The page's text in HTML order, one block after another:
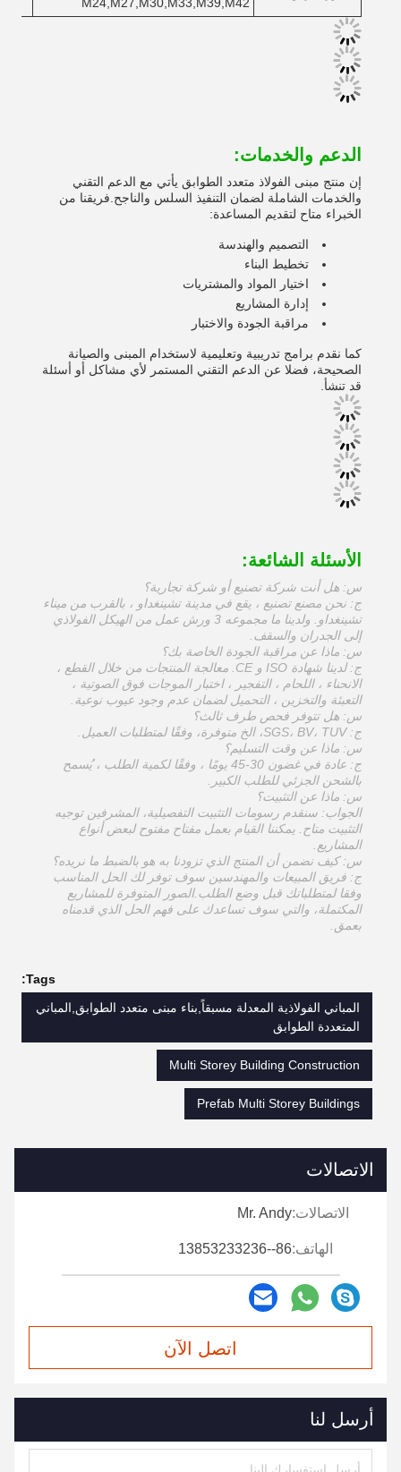
الدعم والخدمات:
إن منتج مبنى الفولاذ متعدد الطوابق يأتي مع الدعم التقني
والخدمات الشاملة لضمان التنفيذ السلس والناجح.فريقنا من
الخبراء متاح لتقديم المساعدة:
التصميم والهندسة
تخطيط البناء
اختيار المواد والمشتريات
إدارة المشاريع
مراقبة الجودة والاختبار
كما نقدم برامج تدريبية وتعليمية لاستخدام المبنى والصيانة
الصحيحة، فضلا عن الدعم التقني المستمر لأي مشاكل أو أسئلة
قد تنشأ.
الأسئلة الشائعة:
س: هل أنت شركة تصنيع أو شركة تجارية؟
ج: نحن مصنع تصنيع ، يقع في مدينة تشينغداو ، بالقرب من ميناء
تشينغداو. ولدينا ما مجموعه 3 ورش عمل من الهيكل الفولاذي
إلى الجدران والسقف.
س: ماذا عن مراقبة الجودة الخاصة بك؟
ج: لدينا شهادة ISO و CE. معالجة المنتجات من خلال القطع ،
الانحناء ، اللحام ، التفجير ، اختبار الموجات فوق الصوتية ،
التعبئة والتخزين ، التحميل لضمان عدم وجود عيوب نوعية.
س: هل تتوفر فحص طرف ثالث؟
ج: SGS، BV، TUV، الخ متوفرة، وفقًا لمتطلبات العميل.
س: ماذا عن وقت التسليم؟
ج: عادة في غضون 30-45 يومًا ، وفقًا لكمية الطلب ، يُسمح
بالشحن الجزئي للطلب الكبير.
س: ماذا عن التثبيت؟
الجواب: سنقدم رسومات التثبيت التفصيلية، المشرفين توجيه
التثبيت متاح. يمكننا القيام بعمل مفتاح مفتوح لبعض أنواع
المشاريع.
س: كيف نضمن أن المنتج الذي تزودنا به هو بالضبط ما نريده؟
ج: فريق المبيعات والمهندسين سوف توفر لك الحل المناسب
وفقا لمتطلباتك قبل وضع الطلب.الصور المتوفرة للمشاريع
المكتملة، والتي سوف تساعدك على فهم الحل الذي قدمناه
بعمق.
Tags:
المباني الفولاذية المعدلة مسبقاً,بناء مبنى متعدد الطوابق,المباني
المتعددة الطوابق
Multi Storey Building Construction
Prefab Multi Storey Buildings
الاتصالات
الاتصالات:Mr. Andy
الهاتف:86--13853233236
اتصل الآن
أرسل لنا